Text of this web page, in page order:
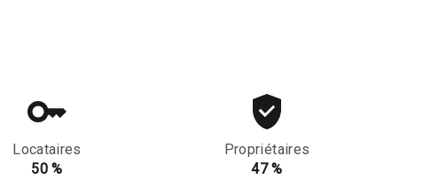
Locataires
50 %
Propriétaires
47 %